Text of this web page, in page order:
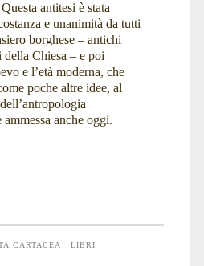
antitesi è stata
e unanimità da tutti
borghese – antichi
Chiesa – e poi
e l’età moderna, che
poche altre idee, al
anche oggi.
CARTACEA LIBRI